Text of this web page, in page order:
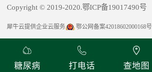
Copyright © 2019-2020.鄂ICP备19017490号
犀牛云提供企业云服务 鄂公网备案42018602000168号
糖尿病 打电话 查地图